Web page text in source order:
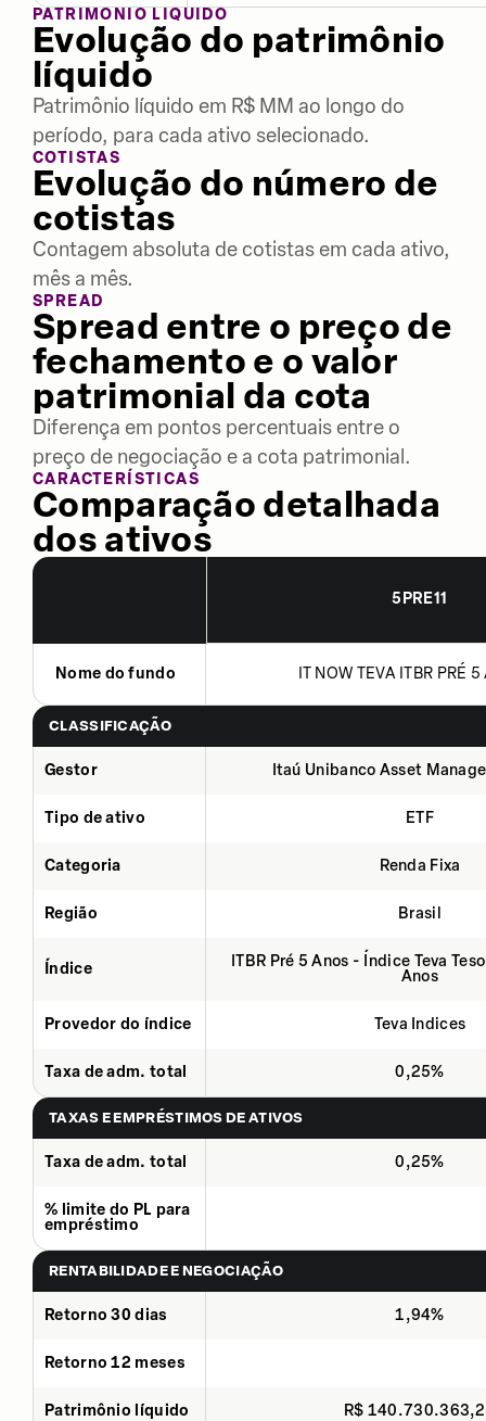
PATRIMÔNIO LÍQUIDO
Evolução do patrimônio
líquido
Patrimônio líquido em R$ MM ao longo do
período, para cada ativo selecionado.
COTISTAS
Evolução do número de
cotistas
Contagem absoluta de cotistas em cada ativo,
mês a mês.
SPREAD
Spread entre o preço de
fechamento e o valor
patrimonial da cota
Diferença em pontos percentuais entre o
preço de negociação e a cota patrimonial.
CARACTERÍSTICAS
Comparação detalhada
dos ativos
5PRE11
Nome do fundo IT NOW TEVA ITBR PRÉ
CLASSIFICAÇÃO
Gestor Itaú Unibanco Asset
Tipo de ativo ETF
Categoria Renda Fixa
Região Brasil
Índice
ITBR Pré 5 Anos - Índice Teva
Anos
Provedor do índice Teva Indices
Taxa de adm. total 0,25%
TAXAS E EMPRÉSTIMOS DE ATIVOS
Taxa de adm. total 0,25%
% limite do PL para
empréstimo
RENTABILIDADE E NEGOCIAÇÃO
Retorno 30 dias 1,94%
Retorno 12 meses
Patrimônio líquido R$